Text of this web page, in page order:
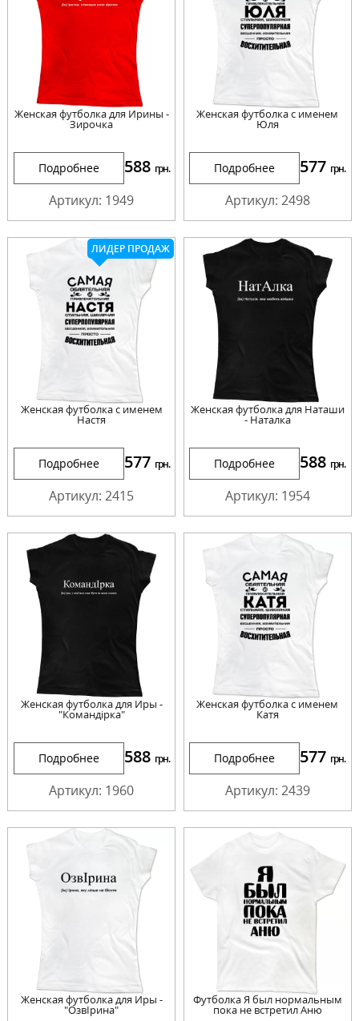
Женская футболка для Ирины -
Зирочка
Подробнее 588 грн.
Артикул: 1949
Женская футболка с именем
Юля
Подробнее 577 грн.
Артикул: 2498
ЛИДЕР ПРОДАЖ
Женская футболка с именем
Настя
Подробнее 577 грн.
Артикул: 2415
Женская футболка для Наташи
- Наталка
Подробнее 588 грн.
Артикул: 1954
Женская футболка для Иры -
"Командірка"
Подробнее 588 грн.
Артикул: 1960
Женская футболка с именем
Катя
Подробнее 577 грн.
Артикул: 2439
Женская футболка для Иры -
"ОзвІрина"
Футболка Я был нормальным
пока не встретил Аню